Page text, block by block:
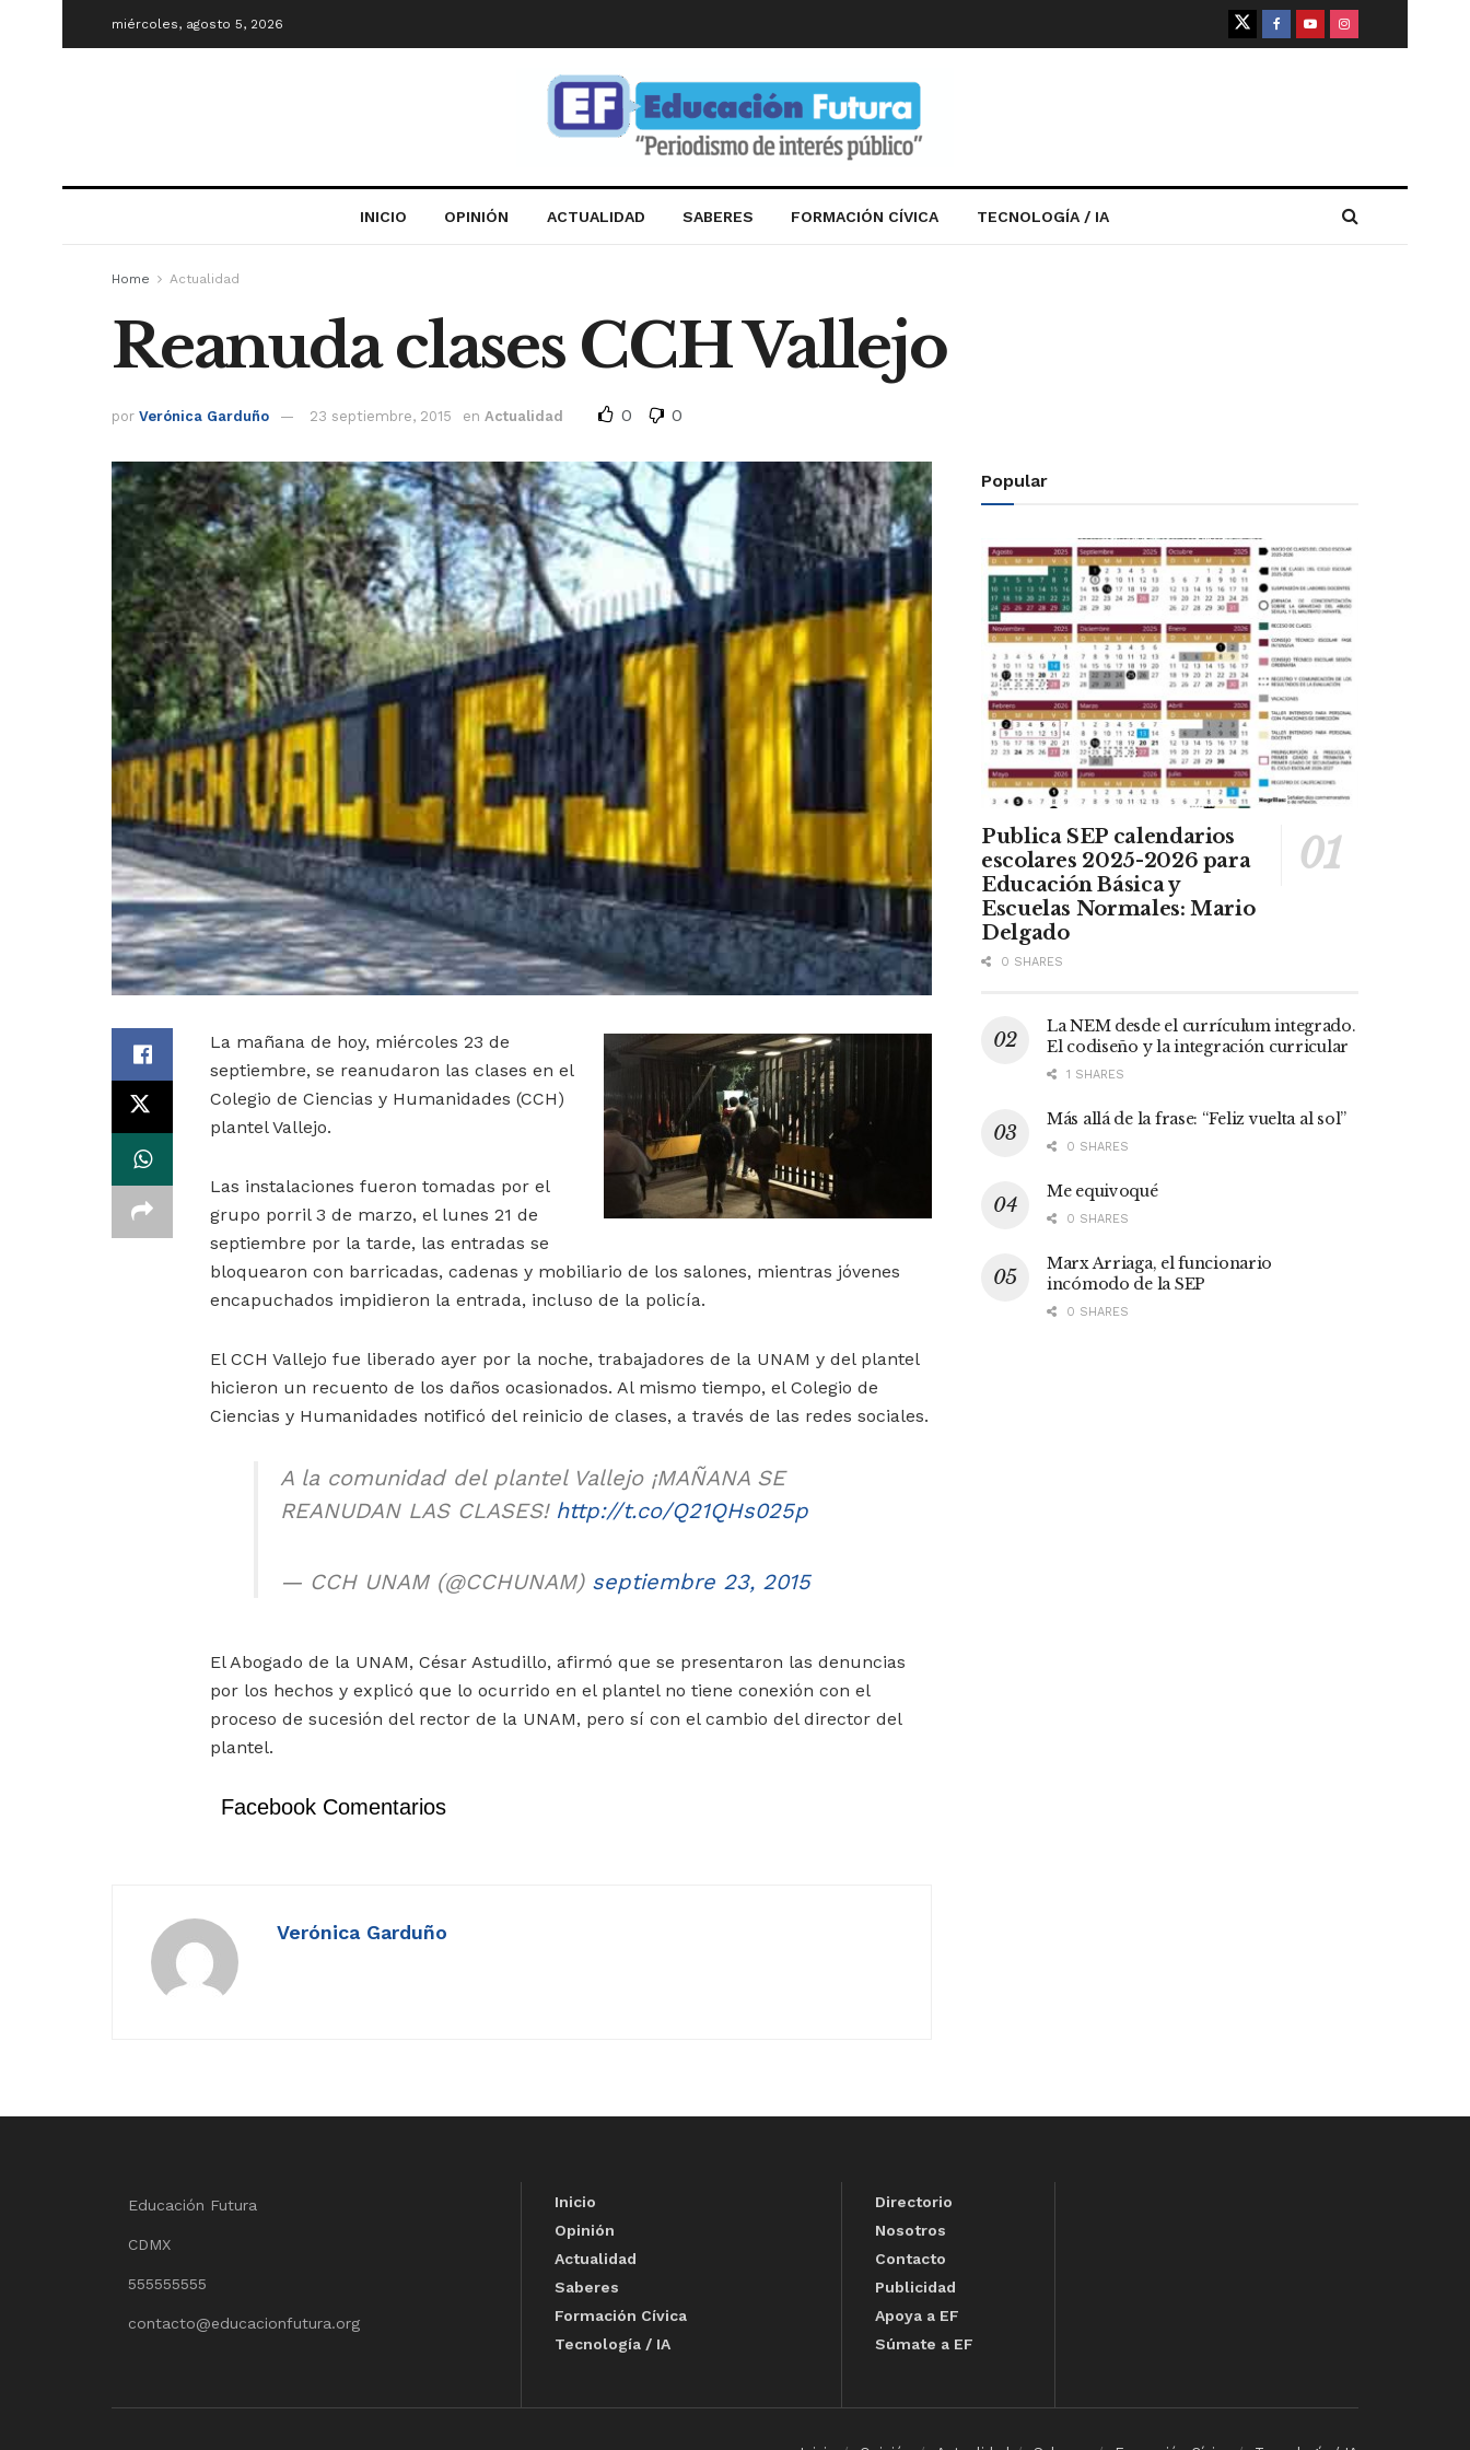
miércoles, agosto 5, 2026
INICIO OPINIÓN ACTUALIDAD SABERES FORMACIÓN CÍVICA TECNOLOGÍA / IA
Home Actualidad
Reanuda clases CCH Vallejo
por Verónica Garduño 23 septiembre, 2015 en Actualidad 0 0
La mañana de hoy, miércoles 23 de
septiembre, se reanudaron las clases en el
Colegio de Ciencias y Humanidades (CCH)
plantel Vallejo.
Las instalaciones fueron tomadas por el
grupo porril 3 de marzo, el lunes 21 de
septiembre por la tarde, las entradas se
bloquearon con barricadas, cadenas y mobiliario de los salones, mientras jóvenes
encapuchados impidieron la entrada, incluso de la policía.
El CCH Vallejo fue liberado ayer por la noche, trabajadores de la UNAM y del plantel
hicieron un recuento de los daños ocasionados. Al mismo tiempo, el Colegio de
Ciencias y Humanidades notificó del reinicio de clases, a través de las redes sociales.
A la comunidad del plantel Vallejo ¡MAÑANA SE
REANUDAN LAS CLASES! http://t.co/Q21QHs025p
— CCH UNAM (@CCHUNAM) septiembre 23, 2015
El Abogado de la UNAM, César Astudillo, afirmó que se presentaron las denuncias
por los hechos y explicó que lo ocurrido en el plantel no tiene conexión con el
proceso de sucesión del rector de la UNAM, pero sí con el cambio del director del
plantel.
Facebook Comentarios
Verónica Garduño
Popular
Publica SEP calendarios
escolares 2025-2026 para
Educación Básica y
Escuelas Normales: Mario
Delgado
0 SHARES
La NEM desde el currículum integrado.
El codiseño y la integración curricular
1 SHARES
Más allá de la frase: “Feliz vuelta al sol”
0 SHARES
Me equivoqué
0 SHARES
Marx Arriaga, el funcionario
incómodo de la SEP
0 SHARES
Educación Futura
CDMX
555555555
contacto@educacionfutura.org
Inicio
Opinión
Actualidad
Saberes
Formación Cívica
Tecnología / IA
Directorio
Nosotros
Contacto
Publicidad
Apoya a EF
Súmate a EF